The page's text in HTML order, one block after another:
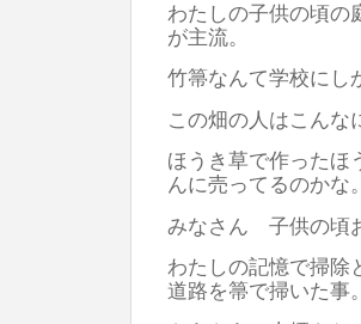
わたしの子供の頃
が主流。
竹箒なんて学校にし
この畑の人はこんな
ほうき草で作ったほ
んに売ってるのかな。
みなさん 子供の頃
わたしの記憶で掃
道路を箒で掃いた事。